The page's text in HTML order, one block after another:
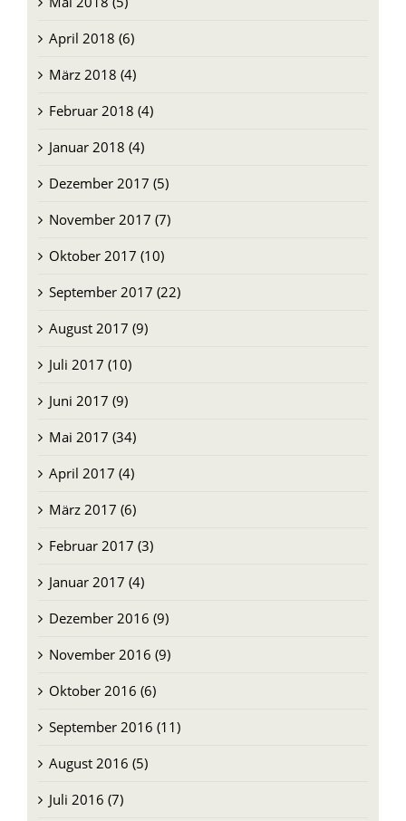
April 2018 (6)
März 2018 (4)
Februar 2018 (4)
Januar 2018 (4)
Dezember 2017 (5)
November 2017 (7)
Oktober 2017 (10)
September 2017 (22)
August 2017 (9)
Juli 2017 (10)
Juni 2017 (9)
Mai 2017 (34)
April 2017 (4)
März 2017 (6)
Februar 2017 (3)
Januar 2017 (4)
Dezember 2016 (9)
November 2016 (9)
Oktober 2016 (6)
September 2016 (11)
August 2016 (5)
Juli 2016 (7)